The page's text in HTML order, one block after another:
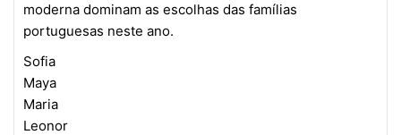
moderna dominam as escolhas das famílias
portuguesas neste ano.
Sofia
Maya
Maria
Leonor